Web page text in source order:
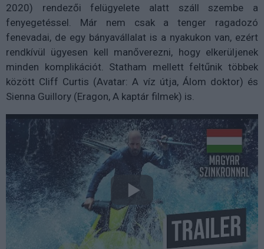
2020) rendezői felügyelete alatt száll szembe a
fenyegetéssel. Már nem csak a tenger ragadozó
fenevadai, de egy bányavállalat is a nyakukon van, ezért
rendkívül ügyesen kell manőverezni, hogy elkerüljenek
minden komplikációt. Statham mellett feltűnik többek
között Cliff Curtis (Avatar: A víz útja, Álom doktor) és
Sienna Guillory (Eragon, A kaptár filmek) is.